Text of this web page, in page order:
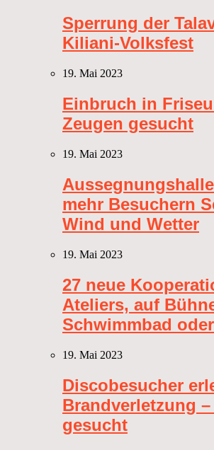
Sperrung der
Kiliani-Volksfest
19. Mai 2023
Einbruch in
Zeugen gesucht
19. Mai 2023
mehr Besuchern
Wind und Wetter
19. Mai 2023
27 neue
Ateliers, auf
Schwimmbad
19. Mai 2023
Discobesucher
Brandverletzung
gesucht